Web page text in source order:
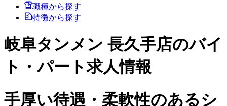
職種から探す
特徴から探す
岐阜タンメン 長久手店のバイ
ト・パート求人情報
手厚い待遇・柔軟性のあるシ